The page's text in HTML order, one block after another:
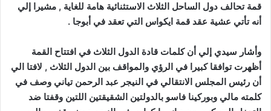
قمة تحالف دول الساحل الثلاث الاستثنائية هامة للغاية , مشيرا إلي
أنه تأتي عشية عقد قمة ايكواس التي تعقد في أبوجا .
وأشار سيدي إلي أن كلمات قادة الدول الثلاث في افتتاح القمة
أظهرت توافقا كبيرا في الرؤي والمواقف بين الدول الثلاث , لافتا الي
أن رئيس المجلس الانتقالي في النيجر عبد الرحمن تياني وصف في
كلمته مالي وبوركينا فاسو بالدولتين الشقيقتين اللتين وقفتا ضد